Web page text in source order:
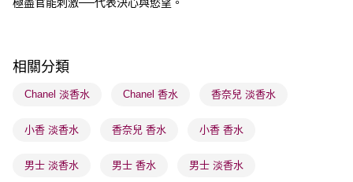
每筆HK$65.00，滿HK$300.00或以上免運費
每筆HK$65.00，滿HK$300.00或以上免運費
確認發貨後1-3 工作天送達，訂單將隨機分配至SF順豐速運或京東
每筆HK$65.00，滿HK$300.00或以上免運費
(香港門市) 只顯示可選門市。確認發貨後2-5個工作天到店，3天內
相關分類
Chanel 淡香水 Chanel 香水 香奈兒 淡香水
小香 淡香水 香奈兒 香水 小香 香水
男士 淡香水 男士 香水 男士 淡香水